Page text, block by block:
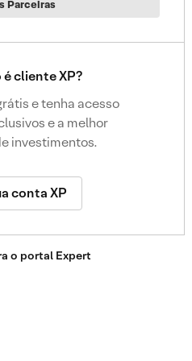
Parceiras
cliente XP?
e tenha acesso
e a melhor
investimentos.
conta XP
o portal Expert